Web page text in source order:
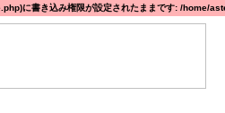
に書き込み権限が設定されたままです: /